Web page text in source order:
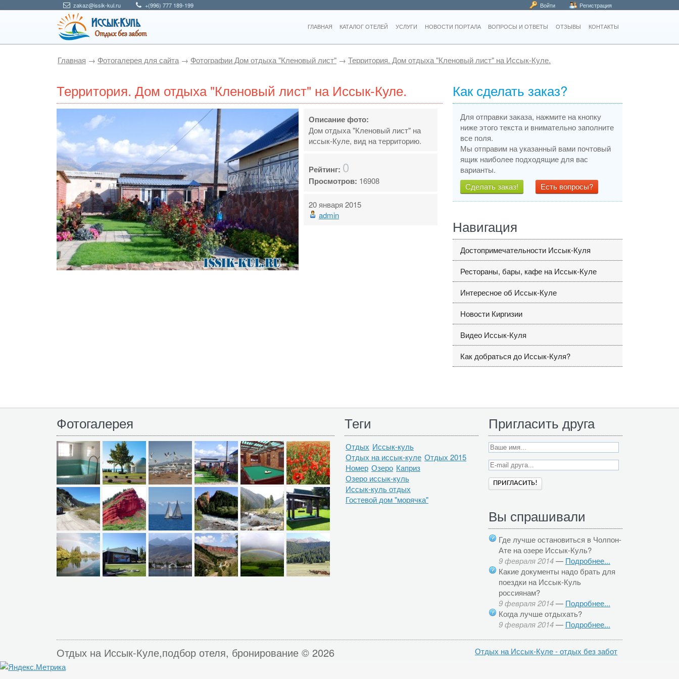
zakaz@issik-kul.ru +(996) 777 189-199 Войти Регистрация
ГЛАВНАЯ КАТАЛОГ ОТЕЛЕЙ УСЛУГИ НОВОСТИ ПОРТАЛА ВОПРОСЫ И ОТВЕТЫ ОТЗЫВЫ КОНТАКТЫ
Главная → Фотогалерея для сайта → Фотографии Дом отдыха "Кленовый лист" → Территория. Дом отдыха "Кленовый лист" на Иссык-Куле.
Территория. Дом отдыха "Кленовый лист" на Иссык-Куле.
Описание фото:
Дом отдыха "Кленовый лист" на
иссык-Куле, вид на территорию.
Рейтинг: 0
Просмотров: 16908
20 января 2015
admin
Как сделать заказ?
Для отправки заказа, нажмите на кнопку
ниже этого текста и внимательно заполните
все поля.
Мы отправим на указанный вами почтовый
ящик наиболее подходящие для вас
варианты.
Сделать заказ!
Есть вопросы?
Навигация
Достопримечательности Иссык-Куля
Рестораны, бары, кафе на Иссык-Куле
Интересное об Иссык-Куле
Новости Киргизии
Видео Иссык-Куля
Как добраться до Иссык-Куля?
Фотогалерея Теги
Отдых Иссык-куль
Отдых на иссык-куле Отдых 2015
Номер Озеро Каприз
Озеро иссык-куль
Иссык-куль отдых
Гостевой дом "морячка"
Пригласить друга
Вы спрашивали
Где лучше остановиться в Чолпон-
Ате на озере Иссык-Куль?
9 февраля 2014— Подробнее...
Какие документы надо брать для
поездки на Иссык-Куль
россиянам?
9 февраля 2014— Подробнее...
Когда лучше отдыхать?
9 февраля 2014— Подробнее...
Отдых на Иссык-Куле,подбор отеля, бронирование © 2026 Отдых на Иссык-Куле - отдых без забот